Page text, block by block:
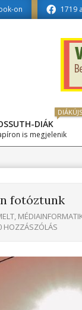
on 1719
DIÁK
is megjelenik
fotóztunk
,
HOZZÁSZÓLÁS